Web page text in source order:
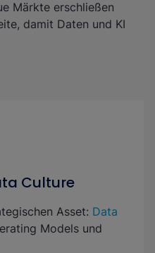
Märkte erschließen
damit Daten und KI
Culture
Asset: Data
Models und